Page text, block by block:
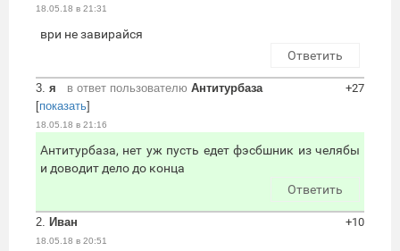
18.05.18 в 21:31
ври не завирайся
Ответить
3. я в ответ пользователю Антитурбаза
[показать]
18.05.18 в 21:16
+27
Антитурбаза, нет уж пусть едет фэсбшник из челябы
и доводит дело до конца
Ответить
2. Иван
18.05.18 в 20:51
+10